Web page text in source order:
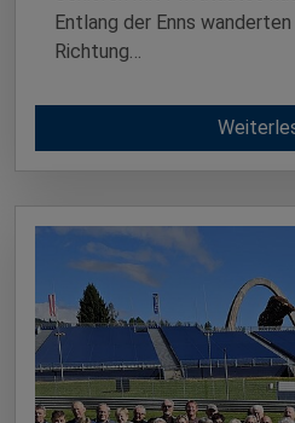
Entlang der Enns
Richtung…